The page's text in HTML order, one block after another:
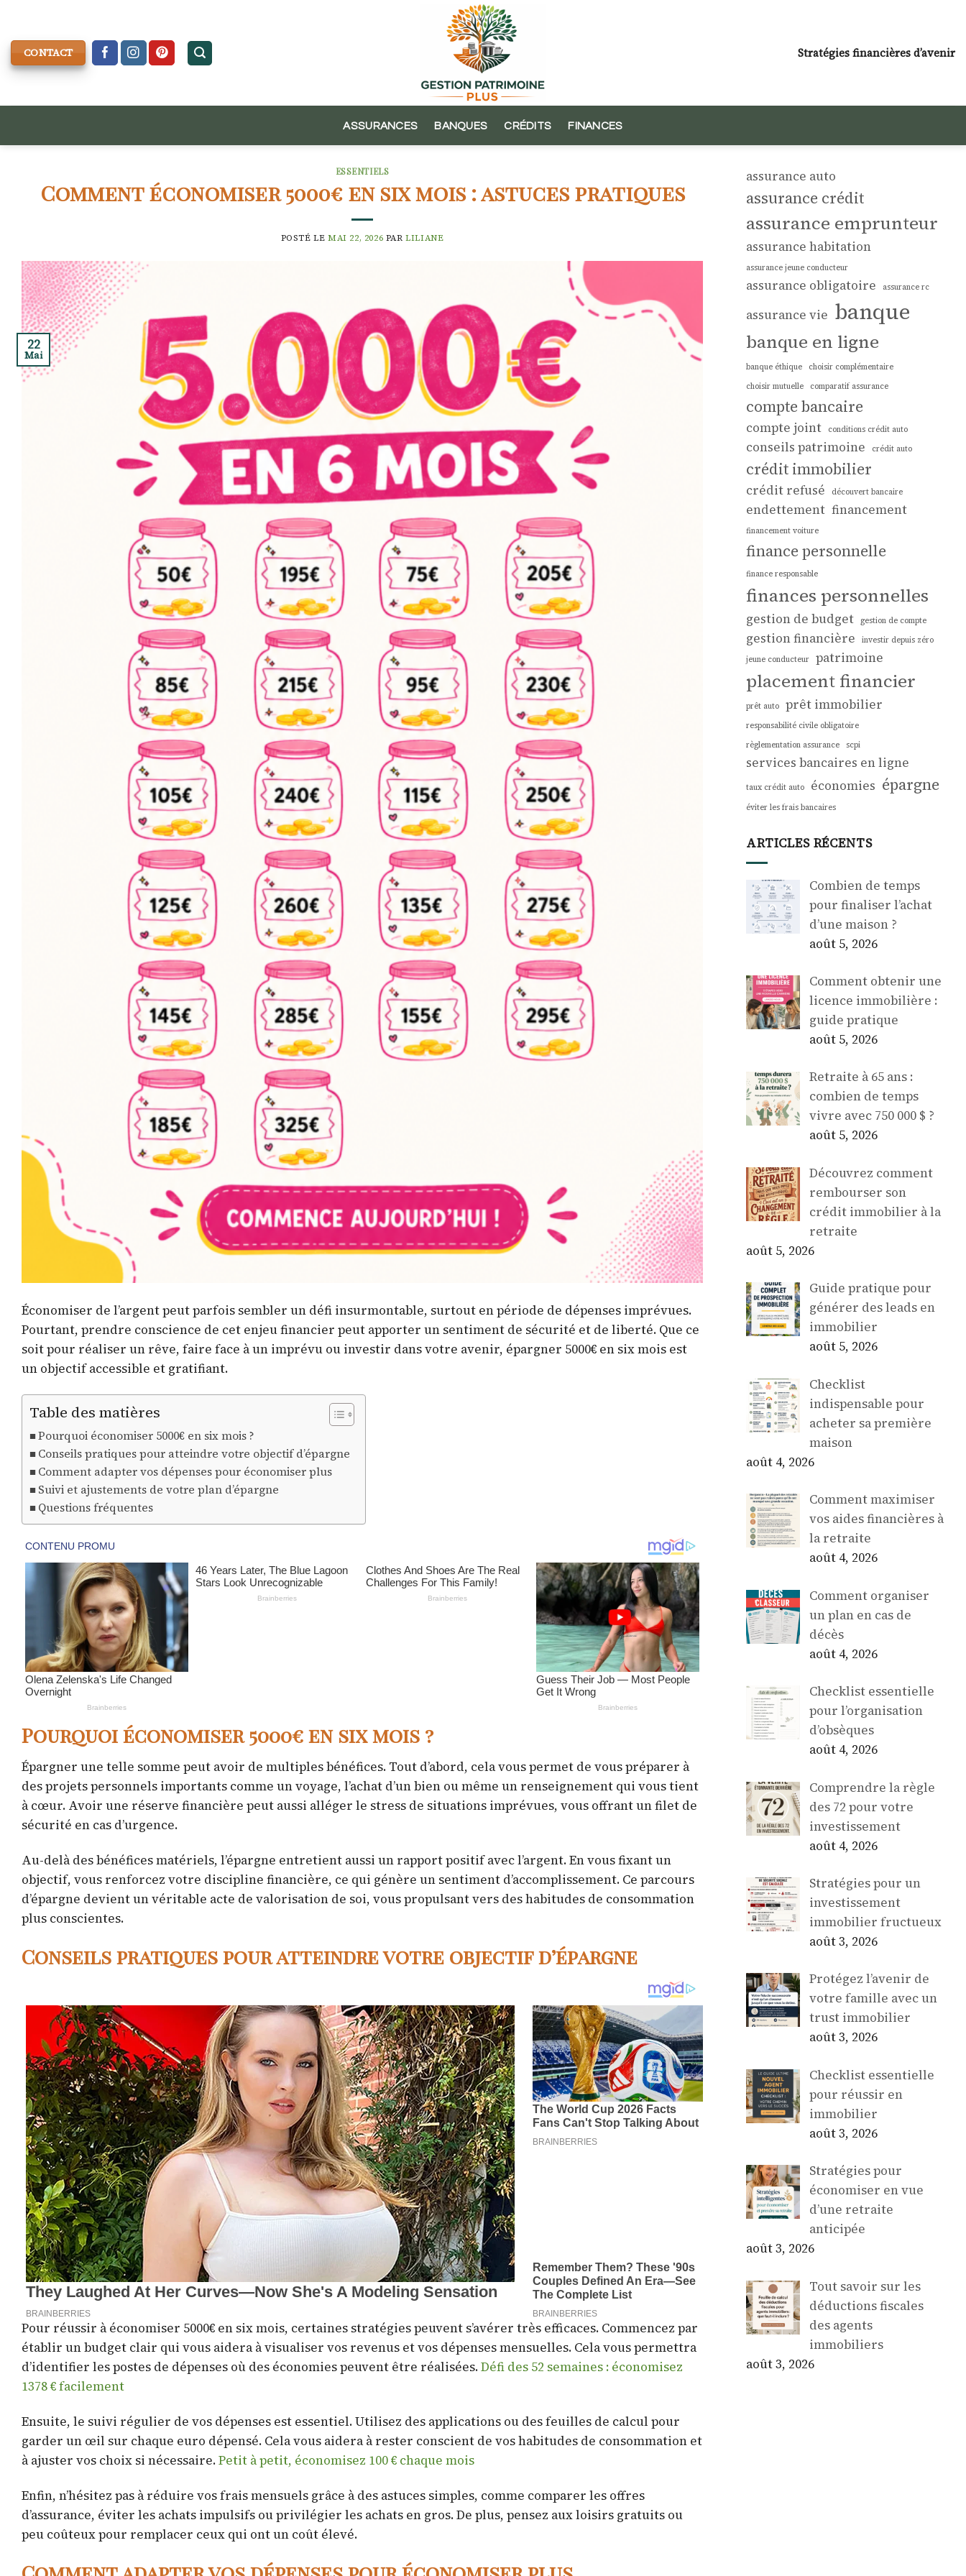
contentCONTACT Stratégies financières d’avenir
ASSURANCES BANQUES CRÉDITS FINANCES
ESSENTIELS
Comment économiser 5000€ en six mois : astuces pratiques
POSTÉ LEMAI 22, 2026 PARLILIANE
22
Mai
Économiser de l’argent peut parfois sembler un défi insurmontable, surtout en période de dépenses imprévues.
Pourtant, prendre conscience de cet enjeu financier peut apporter un sentiment de sécurité et de liberté. Que ce
soit pour réaliser un rêve, faire face à un imprévu ou investir dans votre avenir, épargner 5000€ en six mois est
un objectif accessible et gratifiant.
Table des matières
Pourquoi économiser 5000€ en six mois ?
Conseils pratiques pour atteindre votre objectif d’épargne
Comment adapter vos dépenses pour économiser plus
Suivi et ajustements de votre plan d’épargne
Questions fréquentes
Pourquoi économiser 5000€ en six mois ?
Épargner une telle somme peut avoir de multiples bénéfices. Tout d’abord, cela vous permet de vous préparer à
des projets personnels importants comme un voyage, l’achat d’un bien ou même un renseignement qui vous tient
à cœur. Avoir une réserve financière peut aussi alléger le stress de situations imprévues, vous offrant un filet de
sécurité en cas d’urgence.
Au-delà des bénéfices matériels, l’épargne entretient aussi un rapport positif avec l’argent. En vous fixant un
objectif, vous renforcez votre discipline financière, ce qui génère un sentiment d’accomplissement. Ce parcours
d’épargne devient un véritable acte de valorisation de soi, vous propulsant vers des habitudes de consommation
plus conscientes.
Conseils pratiques pour atteindre votre objectif d’épargne
Pour réussir à économiser 5000€ en six mois, certaines stratégies peuvent s’avérer très efficaces. Commencez par
établir un budget clair qui vous aidera à visualiser vos revenus et vos dépenses mensuelles. Cela vous permettra
d’identifier les postes de dépenses où des économies peuvent être réalisées.Défi des 52 semaines : économisez
1378 € facilement
Ensuite, le suivi régulier de vos dépenses est essentiel. Utilisez des applications ou des feuilles de calcul pour
garder un œil sur chaque euro dépensé. Cela vous aidera à rester conscient de vos habitudes de consommation et
à ajuster vos choix si nécessaire.Petit à petit, économisez 100 € chaque mois
Enfin, n’hésitez pas à réduire vos frais mensuels grâce à des astuces simples, comme comparer les offres
d’assurance, éviter les achats impulsifs ou privilégier les achats en gros. De plus, pensez aux loisirs gratuits ou
peu coûteux pour remplacer ceux qui ont un coût élevé.
assurance auto
assurance crédit
assurance emprunteur
assurance habitation
assurance jeune conducteur
assurance obligatoire assurance rc
assurance vie banque
banque en ligne
banque éthique
choisir complémentaire
choisir mutuelle
comparatif assurance
compte bancaire
compte joint conditions crédit auto
conseils patrimoine crédit auto
crédit immobilier
crédit refusé découvert bancaire
endettement financement
financement voiture
finance personnelle
finance responsable
finances personnelles
gestion de budget gestion de compte
gestion financière
investir depuis zéro
jeune conducteur patrimoine
placement financier
prêt auto prêt immobilier
responsabilité civile obligatoire
règlementation assurance
scpi
services bancaires en ligne
taux crédit auto économies épargne
éviter les frais bancaires
ARTICLES RÉCENTS
Combien de temps
pour finaliser l’achat
d’une maison ?
août 5, 2026
Comment obtenir une
licence immobilière :
guide pratique
août 5, 2026
Retraite à 65 ans :
combien de temps
vivre avec 750 000 $ ?
août 5, 2026
Découvrez comment
rembourser son
crédit immobilier à la
retraite
août 5, 2026
Guide pratique pour
générer des leads en
immobilier
août 5, 2026
Checklist
indispensable pour
acheter sa première
maison
août 4, 2026
Comment maximiser
vos aides financières à
la retraite
août 4, 2026
Comment organiser
un plan en cas de
décès
août 4, 2026
Checklist essentielle
pour l’organisation
d’obsèques
août 4, 2026
Comprendre la règle
des 72 pour votre
investissement
août 4, 2026
Stratégies pour un
investissement
immobilier fructueux
août 3, 2026
Protégez l’avenir de
votre famille avec un
trust immobilier
août 3, 2026
Checklist essentielle
pour réussir en
immobilier
août 3, 2026
Stratégies pour
économiser en vue
d’une retraite
anticipée
août 3, 2026
Tout savoir sur les
déductions fiscales
des agents
immobiliers
août 3, 2026